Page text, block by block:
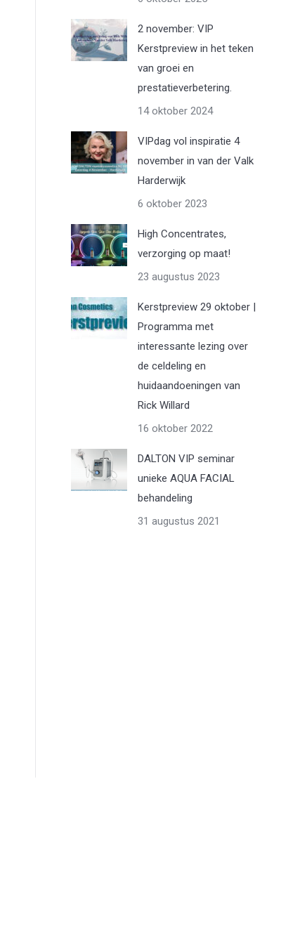
2 november: VIP
Kerstpreview in het teken
van groei en
prestatieverbetering.
14 oktober 2024
VIPdag vol inspiratie 4
november in van der Valk
Harderwijk
6 oktober 2023
High Concentrates,
verzorging op maat!
23 augustus 2023
Kerstpreview 29 oktober |
Programma met
interessante lezing over
de celdeling en
huidaandoeningen van
Rick Willard
16 oktober 2022
DALTON VIP seminar
unieke AQUA FACIAL
behandeling
31 augustus 2021